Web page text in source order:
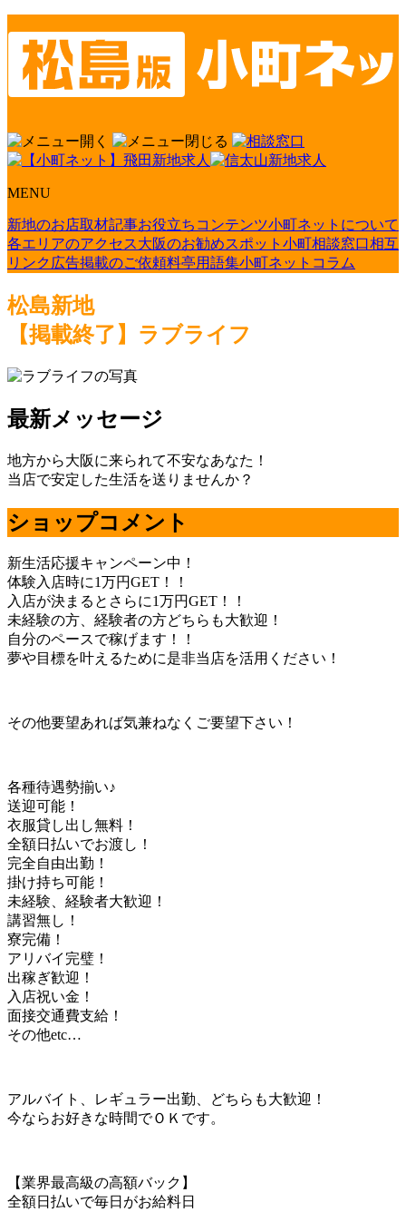
MENU
新地のお店取材記事お役立ちコンテンツ小町ネットについて
各エリアのアクセス大阪のお勧めスポット 小町相談窓口相互
リンク 広告掲載のご依頼料亭用語集小町ネットコラム
松島新地
【掲載終了】ラブライフ
最新メッセージ
地方から大阪に来られて不安なあなた！
当店で安定した生活を送りませんか？
ショップコメント
新生活応援キャンペーン中！
体験入店時に1万円GET！！
入店が決まるとさらに1万円GET！！
未経験の方、経験者の方どちらも大歓迎！
自分のペースで稼げます！！
夢や目標を叶えるために是非当店を活用ください！
その他要望あれば気兼ねなくご要望下さい！
各種待遇勢揃い♪
送迎可能！
衣服貸し出し無料！
全額日払いでお渡し！
完全自由出勤！
掛け持ち可能！
未経験、経験者大歓迎！
講習無し！
寮完備！
アリバイ完璧！
出稼ぎ歓迎！
入店祝い金！
面接交通費支給！
その他etc…
アルバイト、レギュラー出勤、どちらも大歓迎！
今ならお好きな時間でＯＫです。
【業界最高級の高額バック】
全額日払いで毎日がお給料日